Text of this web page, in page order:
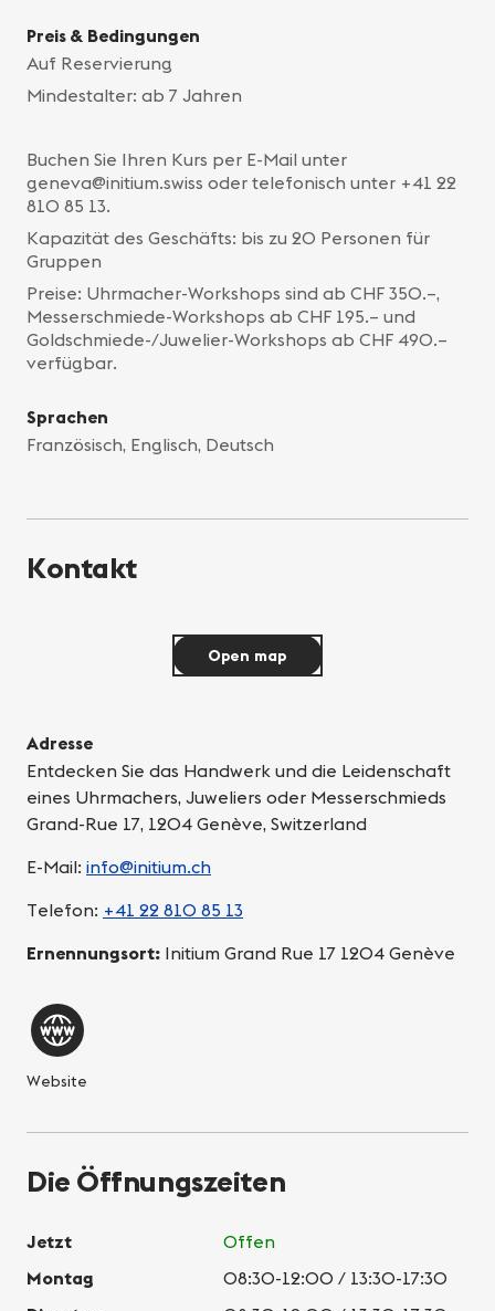
Preis & Bedingungen
Auf Reservierung
Mindestalter: ab 7 Jahren
Buchen Sie Ihren Kurs per E-Mail unter
geneva@initium.swiss oder telefonisch unter +41 22
810 85 13.
Kapazität des Geschäfts: bis zu 20 Personen für
Gruppen
Preise: Uhrmacher-Workshops sind ab CHF 350.–,
Messerschmiede-Workshops ab CHF 195.– und
Goldschmiede-/Juwelier-Workshops ab CHF 490.–
verfügbar.
Sprachen
Französisch, Englisch, Deutsch
Kontakt
Adresse
Entdecken Sie das Handwerk und die Leidenschaft
eines Uhrmachers, Juweliers oder Messerschmieds
Grand-Rue 17, 1204 Genève, Switzerland
E-Mail: info@initium.ch
Telefon: +41 22 810 85 13
Ernennungsort: Initium Grand Rue 17 1204 Genève
Website
Open map
Die Öffnungszeiten
Jetzt
Offen
Montag
08:30-12:00 / 13:30-17:30